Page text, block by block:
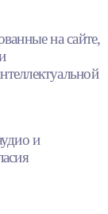
на сайте,
и